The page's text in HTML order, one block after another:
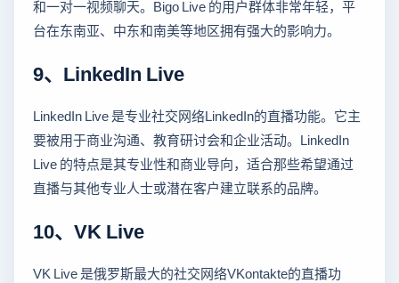
和一对一视频聊天。Bigo Live 的用户群体非常年轻，平
台在东南亚、中东和南美等地区拥有强大的影响力。
9、LinkedIn Live
LinkedIn Live 是专业社交网络LinkedIn的直播功能。它主
要被用于商业沟通、教育研讨会和企业活动。LinkedIn
Live 的特点是其专业性和商业导向，适合那些希望通过
直播与其他专业人士或潜在客户建立联系的品牌。
10、VK Live
VK Live 是俄罗斯最大的社交网络VKontakte的直播功